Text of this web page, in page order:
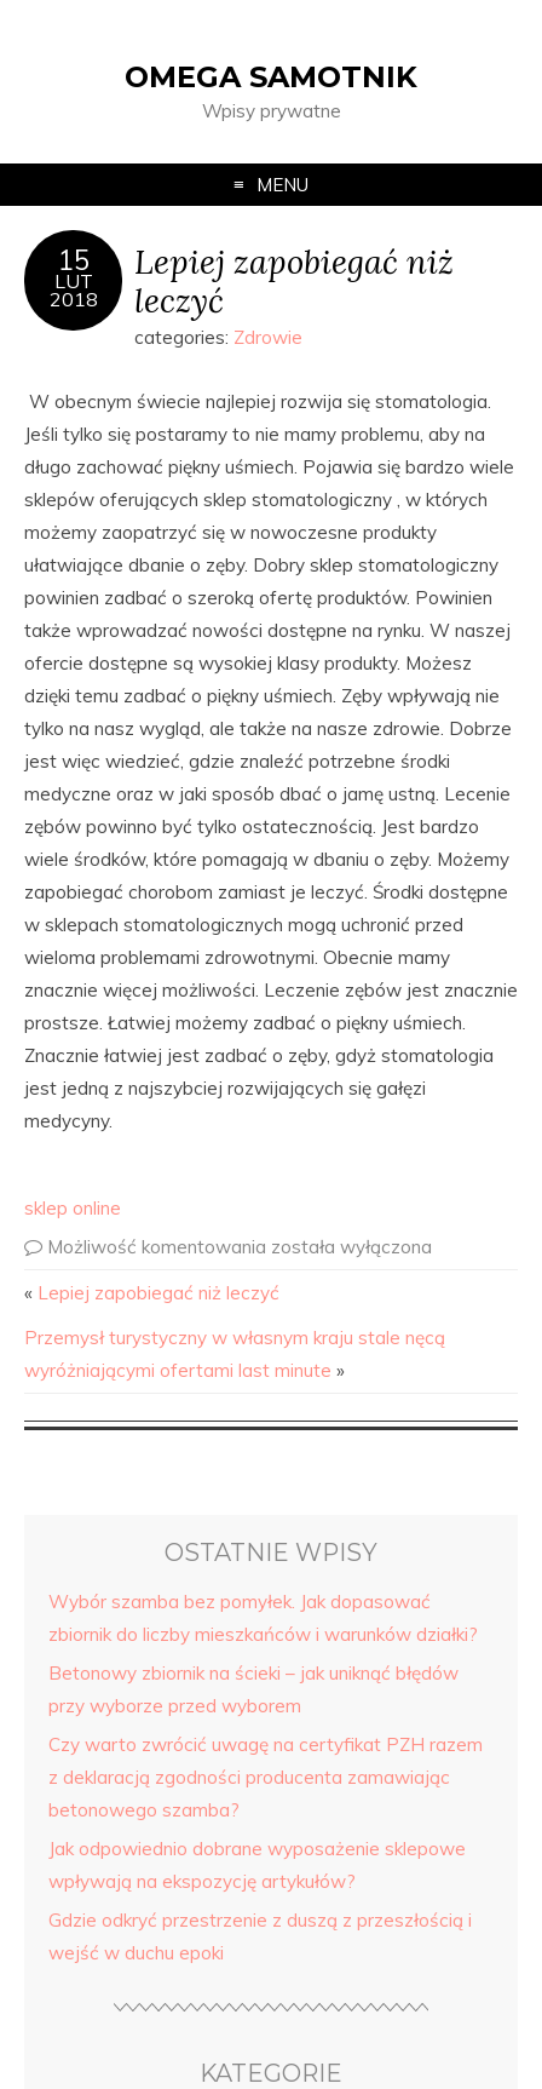
OMEGA SAMOTNIK
Wpisy prywatne
MENU
15
LUT
2018
Lepiej zapobiegać niż
leczyć
categories: Zdrowie
W obecnym świecie najlepiej rozwija się stomatologia.
Jeśli tylko się postaramy to nie mamy problemu, aby na
długo zachować piękny uśmiech. Pojawia się bardzo wiele
sklepów oferujących sklep stomatologiczny , w których
możemy zaopatrzyć się w nowoczesne produkty
ułatwiające dbanie o zęby. Dobry sklep stomatologiczny
powinien zadbać o szeroką ofertę produktów. Powinien
także wprowadzać nowości dostępne na rynku. W naszej
ofercie dostępne są wysokiej klasy produkty. Możesz
dzięki temu zadbać o piękny uśmiech. Zęby wpływają nie
tylko na nasz wygląd, ale także na nasze zdrowie. Dobrze
jest więc wiedzieć, gdzie znaleźć potrzebne środki
medyczne oraz w jaki sposób dbać o jamę ustną. Lecenie
zębów powinno być tylko ostatecznością. Jest bardzo
wiele środków, które pomagają w dbaniu o zęby. Możemy
zapobiegać chorobom zamiast je leczyć. Środki dostępne
w sklepach stomatologicznych mogą uchronić przed
wieloma problemami zdrowotnymi. Obecnie mamy
znacznie więcej możliwości. Leczenie zębów jest znacznie
prostsze. Łatwiej możemy zadbać o piękny uśmiech.
Znacznie łatwiej jest zadbać o zęby, gdyż stomatologia
jest jedną z najszybciej rozwijających się gałęzi
medycyny.
sklep online
Możliwość komentowania została wyłączona
« Lepiej zapobiegać niż leczyć
Przemysł turystyczny w własnym kraju stale nęcą
wyróżniającymi ofertami last minute »
OSTATNIE WPISY
Wybór szamba bez pomyłek. Jak dopasować
zbiornik do liczby mieszkańców i warunków działki?
Betonowy zbiornik na ścieki – jak uniknąć błędów
przy wyborze przed wyborem
Czy warto zwrócić uwagę na certyfikat PZH razem
z deklaracją zgodności producenta zamawiając
betonowego szamba?
Jak odpowiednio dobrane wyposażenie sklepowe
wpływają na ekspozycję artykułów?
Gdzie odkryć przestrzenie z duszą z przeszłością i
wejść w duchu epoki
KATEGORIE